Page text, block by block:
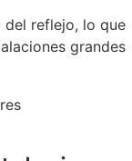
reflejo, lo que
grandes